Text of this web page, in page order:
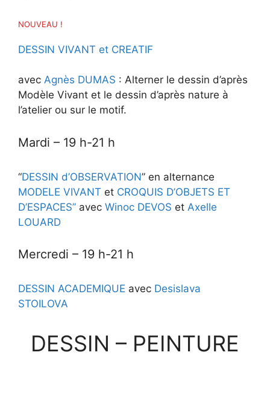
NOUVEAU !
DESSIN VIVANT et CREATIF
avec Agnès DUMAS : Alterner le dessin d’après
Modèle Vivant et le dessin d’après nature à
l’atelier ou sur le motif.
Mardi – 19 h-21 h
“DESSIN d’OBSERVATION” en alternance
MODELE VIVANT et CROQUIS D’OBJETS ET
D’ESPACES” avec Winoc DEVOS et Axelle
LOUARD
Mercredi – 19 h-21 h
DESSIN ACADEMIQUE avec Desislava
STOILOVA
DESSIN – PEINTURE